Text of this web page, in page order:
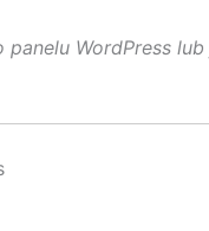
WordPress lub